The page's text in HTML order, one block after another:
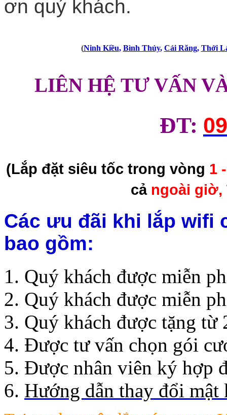
ơn quý khách.
(Ninh Kiều, Bình Thủy, Cái Răng, Thới
LIÊN HỆ TƯ VẤN
ĐT:
(Lắp đặt siêu tốc trong vòng 1
cả ngoài giờ,
Các ưu đãi khi lắp wifi
bao gồm:
Quý khách được miễn
Quý khách được miễn
Quý khách được tặng từ
Được tư vấn chọn gói
Được nhân viên ký hợp
Hướng dẫn thay đổi